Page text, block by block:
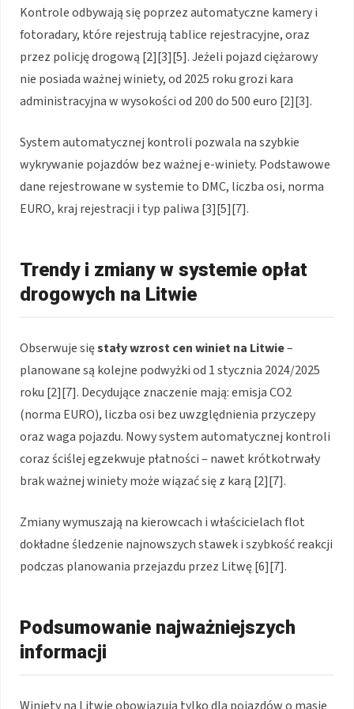
Kontrole odbywają się poprzez automatyczne kamery i
fotoradary, które rejestrują tablice rejestracyjne, oraz
przez policję drogową [2][3][5]. Jeżeli pojazd ciężarowy
nie posiada ważnej winiety, od 2025 roku grozi kara
administracyjna w wysokości od 200 do 500 euro [2][3].
System automatycznej kontroli pozwala na szybkie
wykrywanie pojazdów bez ważnej e-winiety. Podstawowe
dane rejestrowane w systemie to DMC, liczba osi, norma
EURO, kraj rejestracji i typ paliwa [3][5][7].
Trendy i zmiany w systemie opłat
drogowych na Litwie
Obserwuje sięstały wzrost cen winiet na Litwie–
planowane są kolejne podwyżki od 1 stycznia 2024/2025
roku [2][7]. Decydujące znaczenie mają: emisja CO2
(norma EURO), liczba osi bez uwzględnienia przyczepy
oraz waga pojazdu. Nowy system automatycznej kontroli
coraz ściślej egzekwuje płatności – nawet krótkotrwały
brak ważnej winiety może wiązać się z karą [2][7].
Zmiany wymuszają na kierowcach i właścicielach flot
dokładne śledzenie najnowszych stawek i szybkość reakcji
podczas planowania przejazdu przez Litwę[6][7].
Podsumowanie najważniejszych
informacji